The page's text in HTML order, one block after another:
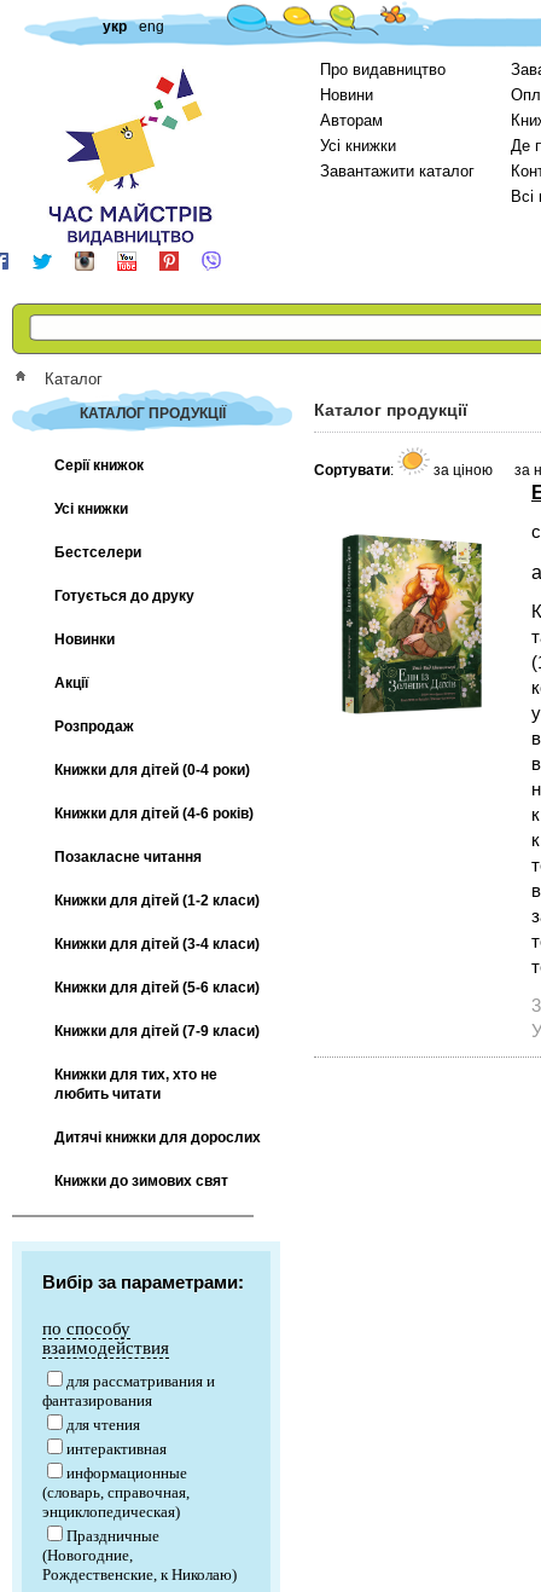
укр eng
Про видавництво
Новини
Авторам
Усі книжки
Завантажити каталог
Де
Каталог
КАТАЛОГ ПРОДУКЦІЇ
Серії книжок
Усі книжки
Бестселери
Готується до друку
Новинки
Акції
Розпродаж
Книжки для дітей (0-4 роки)
Книжки для дітей (4-6 років)
Позакласне читання
Книжки для дітей (1-2 класи)
Книжки для дітей (3-4 класи)
Книжки для дітей (5-6 класи)
Книжки для дітей (7-9 класи)
Книжки для тих, хто не
любить читати
Дитячі книжки для дорослих
Книжки до зимових свят
Вибір за параметрами:
по способу
взаимодействия
для рассматривания и
фантазирования
для чтения
интерактивная
информационные
(словарь, справочная,
энциклопедическая)
Праздничные
(Новогодние,
Рождественские, к Николаю)
Каталог продукції
Сортувати: за ціною за